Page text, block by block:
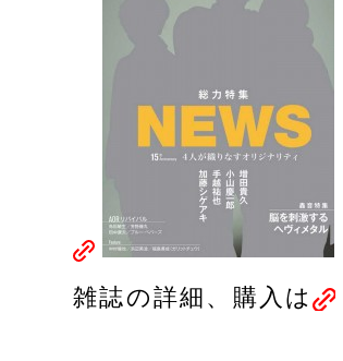
雑誌の詳細、購入は